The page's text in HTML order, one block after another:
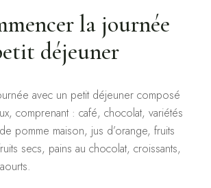
la journée
déjeuner
avec un petit déjeuner composé
comprenant : café, chocolat, variétés
pomme maison, jus d’orange, fruits
secs, pains au chocolat, croissants,